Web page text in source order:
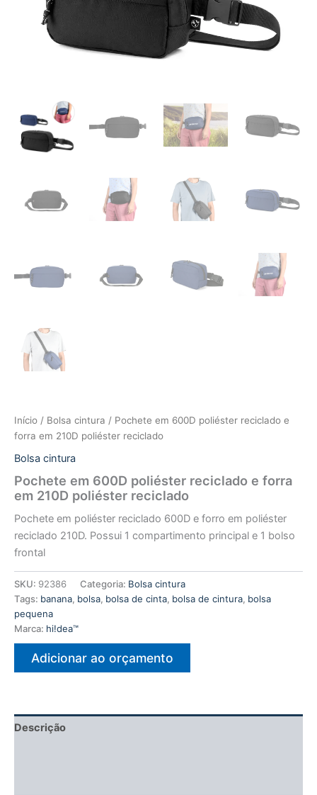
Início / Bolsa cintura / Pochete em 600D poliéster reciclado e
forra em 210D poliéster reciclado
Bolsa cintura
Pochete em 600D poliéster reciclado e forra
em 210D poliéster reciclado
Pochete em poliéster reciclado 600D e forro em poliéster
reciclado 210D. Possui 1 compartimento principal e 1 bolso
frontal
SKU: 92386 Categoria: Bolsa cintura
Tags: banana, bolsa, bolsa de cinta, bolsa de cintura, bolsa
pequena
Marca: hi!dea™
Adicionar ao orçamento
Descrição